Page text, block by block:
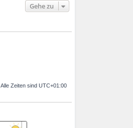
Gehe zu
Alle Zeiten sind UTC+01:00